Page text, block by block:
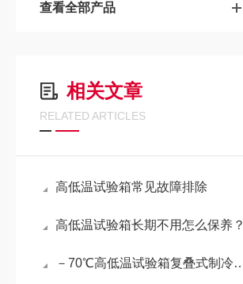
查看全部产品
相关文章
RELATED ARTICLES
高低温试验箱常见故障排除
高低温试验箱长期不用怎么保养？
－70℃高低温试验箱复叠式制冷的原理和特点